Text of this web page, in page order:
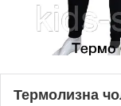
Термолизна